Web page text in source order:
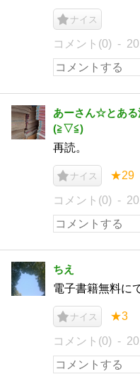
ナイス
コメント(0)
あーさん☆とある
(⁠≧⁠▽⁠≦⁠)
再読。
ナイス ★29
コメント(0)
ちえ
電子書籍無料に
ナイス ★3
コメント(0)